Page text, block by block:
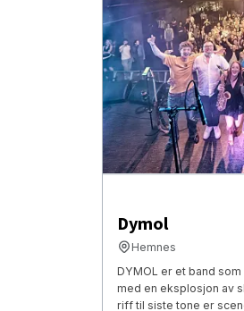
Dymol
Hemnes
DYMOL er et band
med en eksplosjon av
riff til siste tone er